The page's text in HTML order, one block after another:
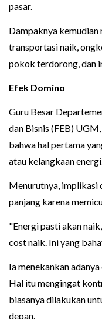
pasar.
Dampaknya
transportasi naik,
pokok terdorong, dan
Efek Domino
Guru Besar
dan Bisnis (FEB)
bahwa hal pertama
atau kelangkaan
Menurutnya, implikasi
panjang karena
"Energi pasti akan
cost naik. Ini yang
Ia menekankan
Hal itu mengingat
biasanya dilakukan
depan.